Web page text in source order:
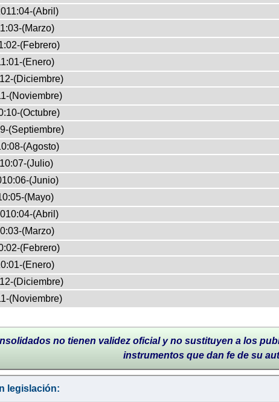
(Abril)
(Marzo)
(Febrero)
(Enero)
(Diciembre)
(Noviembre)
(Octubre)
(Septiembre)
(Agosto)
(Julio)
(Junio)
(Mayo)
(Abril)
(Marzo)
(Febrero)
(Enero)
(Diciembre)
(Noviembre)
no tienen validez oficial y no sustituyen a los
instrumentos que dan fe de su
legislación: